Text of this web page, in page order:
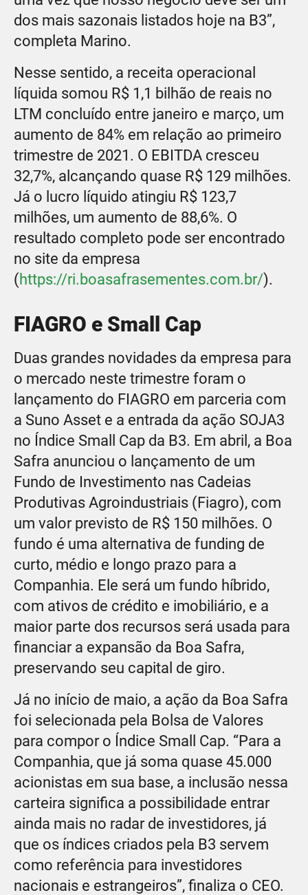
dos mais sazonais listados hoje na B3”,
completa Marino.
Nesse sentido, a receita operacional
líquida somou R$ 1,1 bilhão de reais no
LTM concluído entre janeiro e março, um
aumento de 84% em relação ao primeiro
trimestre de 2021. O EBITDA cresceu
32,7%, alcançando quase R$ 129 milhões.
Já o lucro líquido atingiu R$ 123,7
milhões, um aumento de 88,6%. O
resultado completo pode ser encontrado
no site da empresa
(https://ri.boasafrasementes.com.br/).
FIAGRO e Small Cap
Duas grandes novidades da empresa para
o mercado neste trimestre foram o
lançamento do FIAGRO em parceria com
a Suno Asset e a entrada da ação SOJA3
no Índice Small Cap da B3. Em abril, a Boa
Safra anunciou o lançamento de um
Fundo de Investimento nas Cadeias
Produtivas Agroindustriais (Fiagro), com
um valor previsto de R$ 150 milhões. O
fundo é uma alternativa de funding de
curto, médio e longo prazo para a
Companhia. Ele será um fundo híbrido,
com ativos de crédito e imobiliário, e a
maior parte dos recursos será usada para
financiar a expansão da Boa Safra,
preservando seu capital de giro.
Já no início de maio, a ação da Boa Safra
foi selecionada pela Bolsa de Valores
para compor o Índice Small Cap. “Para a
Companhia, que já soma quase 45.000
acionistas em sua base, a inclusão nessa
carteira significa a possibilidade entrar
ainda mais no radar de investidores, já
que os índices criados pela B3 servem
como referência para investidores
nacionais e estrangeiros”, finaliza o CEO.